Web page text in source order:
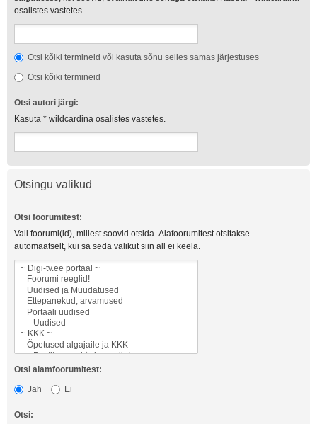
osalistes vastetes.
Otsi kõiki termineid või kasuta sõnu selles samas järjestuses
Otsi kõiki termineid
Otsi autori järgi:
Kasuta * wildcardina osalistes vastetes.
Otsingu valikud
Otsi foorumitest:
Vali foorumi(id), millest soovid otsida. Alafoorumitest otsitakse
automaatselt, kui sa seda valikut siin all ei keela.
Otsi alamfoorumitest:
Jah
Ei
Otsi: